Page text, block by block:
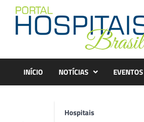
content
INÍCIO NOTÍCIAS
Hospitais
EVENTOS